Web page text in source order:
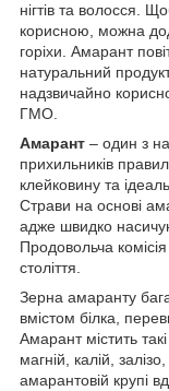
нігтів та волосся.
корисною, можна
горіхи. Амарант
натуральний
надзвичайно
ГМО.
Амарант – один з
прихильників
клейковину та
Страви на основі
адже швидко
Продовольча
століття.
Зерна амаранту
вмістом білка,
Амарант містить
магній, калій,
амарантовій крупі